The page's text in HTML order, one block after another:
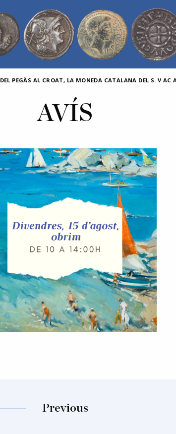
DEL PEGÀS AL CROAT, LA MONEDA CATALANA DEL S. V AC
AVÍS
Previous